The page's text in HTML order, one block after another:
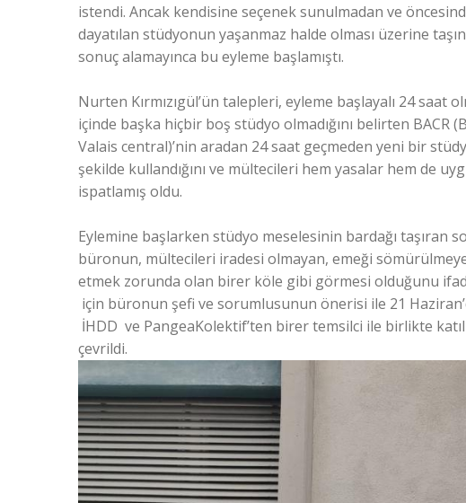
istendi. Ancak kendisine seçenek sunulmadan ve
dayatılan stüdyonun yaşanmaz halde olması üzerine
sonuç alamayınca bu eyleme başlamıştı.
Nurten Kırmızıgül’ün talepleri, eyleme başlayalı 24
içinde başka hiçbir boş stüdyo olmadığını belirten
Valais central)’nin aradan 24 saat geçmeden yeni bir
şekilde kullandığını ve mültecileri hem yasalar hem de
ispatlamış oldu.
Eylemine başlarken stüdyo meselesinin bardağı taşıran
büronun, mültecileri iradesi olmayan, emeği
etmek zorunda olan birer köle gibi görmesi olduğunu
için büronun şefi ve sorumlusunun önerisi ile 21
İHDD ve PangeaKolektif’ten birer temsilci ile birlikte
çevrildi.